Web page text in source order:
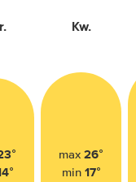
Kw.
max26°
min 17°